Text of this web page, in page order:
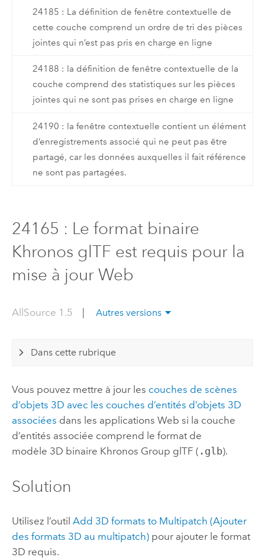
24185 : La définition de fenêtre contextuelle de
cette couche comprend un ordre de tri des pièces
jointes qui n’est pas pris en charge en ligne
24188 : la définition de fenêtre contextuelle de la
couche comprend des statistiques sur les pièces
jointes qui ne sont pas prises en charge en ligne
24190 : la fenêtre contextuelle contient un élément
d’enregistrements associé qui ne peut pas être
partagé, car les données auxquelles il fait référence
ne sont pas partagées.
24165 : Le format binaire
Khronos glTF est requis pour la
mise à jour Web
AllSource 1.5 | Autres versions
Dans cette rubrique
Vous pouvez mettre à jour les couches de scènes
d’objets 3D avec les couches d’entités d’objets 3D
associées dans les applications Web si la couche
d’entités associée comprend le format de
modèle 3D binaire Khronos Group glTF ( .glb).
Solution
Utilisez l’outil Add 3D formats to Multipatch (Ajouter
des formats 3D au multipatch)pour ajouter le format
3D requis.